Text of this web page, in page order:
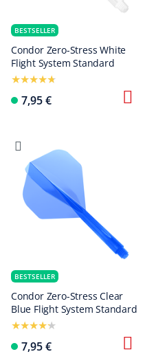
BESTSELLER
Condor Zero-Stress White
Flight System Standard
7,95 €
BESTSELLER
Condor Zero-Stress Clear
Blue Flight System Standard
7,95 €